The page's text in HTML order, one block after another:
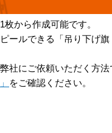
から作成可能です。
ールできる「吊り下げ
社にご依頼いただく方法
をご確認ください。